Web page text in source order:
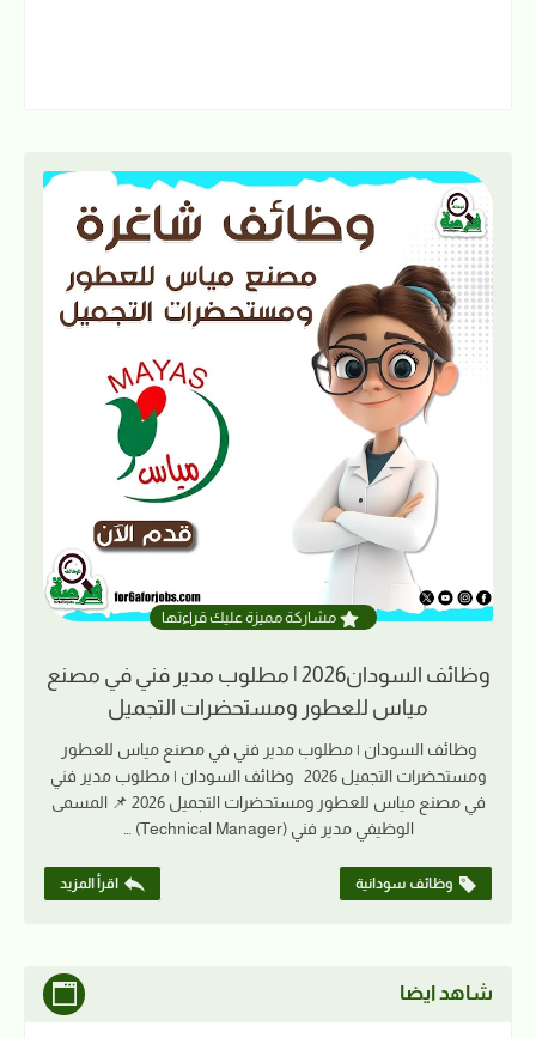
مشاركة مميزة عليك قراءتها
وظائف السودان2026 | مطلوب مدير فني في مصنع
مياس للعطور ومستحضرات التجميل
وظائف السودان | مطلوب مدير فني في مصنع مياس للعطور
ومستحضرات التجميل 2026 وظائف السودان | مطلوب مدير فني
في مصنع مياس للعطور ومستحضرات التجميل 2026 📌 المسمى
الوظيفي مدير فني (Technical Manager) …
وظائف سودانية اقرأ المزيد
شاهد ايضا